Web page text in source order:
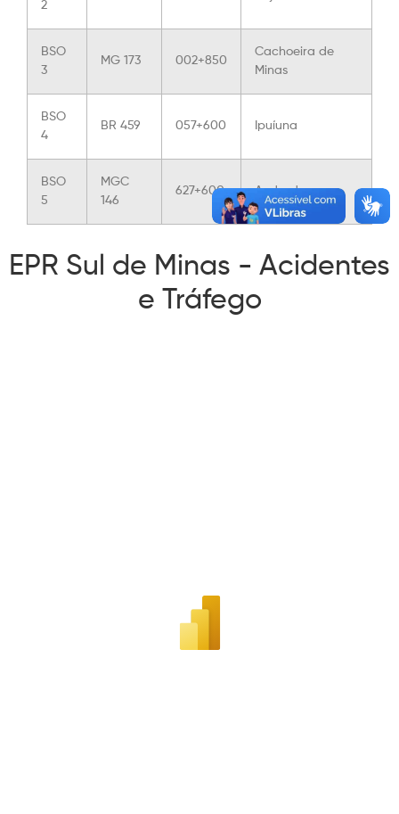
2
BSO
3
MG 173 002+850
Cachoeira de
Minas
BSO
4
BR 459 057+600 Ipuíuna
BSO
5
MGC
146
627+600 Andradas
EPR Sul de Minas - Acidentes
e Tráfego